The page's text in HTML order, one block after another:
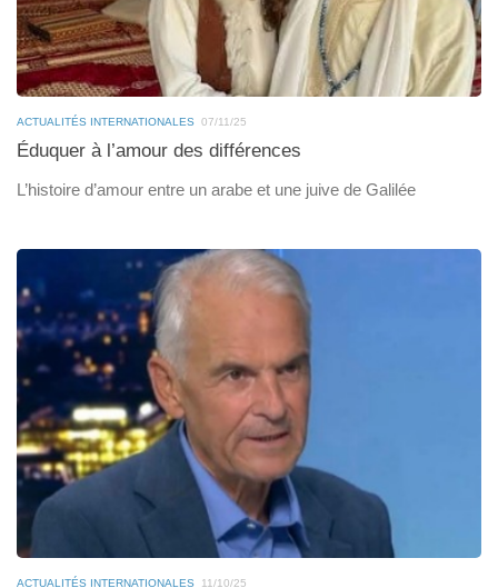
ACTUALITÉS INTERNATIONALES 07/11/25
Éduquer à l’amour des différences
L’histoire d’amour entre un arabe et une juive de Galilée
ACTUALITÉS INTERNATIONALES 11/10/25